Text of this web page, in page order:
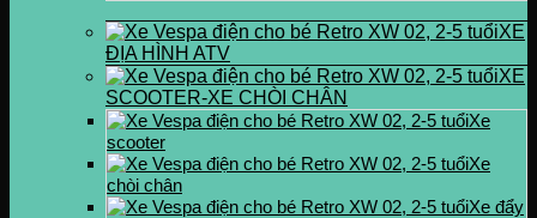
XE
ĐỊA HÌNH ATV
XE
SCOOTER-XE CHÒI CHÂN
Xe
scooter
Xe
chòi chân
Xe đẩy